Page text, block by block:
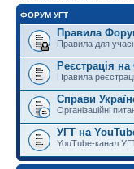
ФОРУМ УГТ
Правила
Правила для
Реєстрація
Правила
Справи
Організаційні
УГТ на
YouTube-канал